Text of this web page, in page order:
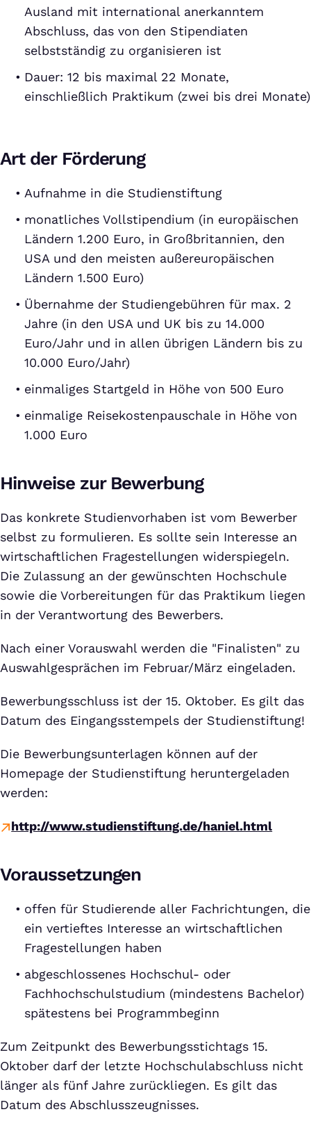
Ausland mit international anerkanntem
Abschluss, das von den Stipendiaten
selbstständig zu organisieren ist
Dauer: 12 bis maximal 22 Monate,
einschließlich Praktikum (zwei bis drei Monate)
Art der Förderung
Aufnahme in die Studienstiftung
monatliches Vollstipendium (in europäischen
Ländern 1.200 Euro, in Großbritannien, den
USA und den meisten außereuropäischen
Ländern 1.500 Euro)
Übernahme der Studiengebühren für max. 2
Jahre (in den USA und UK bis zu 14.000
Euro/Jahr und in allen übrigen Ländern bis zu
10.000 Euro/Jahr)
einmaliges Startgeld in Höhe von 500 Euro
einmalige Reisekostenpauschale in Höhe von
1.000 Euro
Hinweise zur Bewerbung
Das konkrete Studienvorhaben ist vom Bewerber
selbst zu formulieren. Es sollte sein Interesse an
wirtschaftlichen Fragestellungen widerspiegeln.
Die Zulassung an der gewünschten Hochschule
sowie die Vorbereitungen für das Praktikum liegen
in der Verantwortung des Bewerbers.
Nach einer Vorauswahl werden die "Finalisten" zu
Auswahlgesprächen im Februar/März eingeladen.
Bewerbungsschluss ist der 15. Oktober. Es gilt das
Datum des Eingangsstempels der Studienstiftung!
Die Bewerbungsunterlagen können auf der
Homepage der Studienstiftung heruntergeladen
werden:
http://www.studienstiftung.de/haniel.html
Voraussetzungen
offen für Studierende aller Fachrichtungen, die
ein vertieftes Interesse an wirtschaftlichen
Fragestellungen haben
abgeschlossenes Hochschul- oder
Fachhochschulstudium (mindestens Bachelor)
spätestens bei Programmbeginn
Zum Zeitpunkt des Bewerbungsstichtags 15.
Oktober darf der letzte Hochschulabschluss nicht
länger als fünf Jahre zurückliegen. Es gilt das
Datum des Abschlusszeugnisses.